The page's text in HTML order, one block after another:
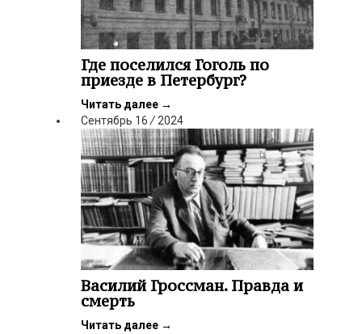
Где поселился Гоголь по
приезде в Петербург?
Читать далее →
Сентябрь 16 / 2024
Василий Гроссман. Правда и
смерть
Читать далее →